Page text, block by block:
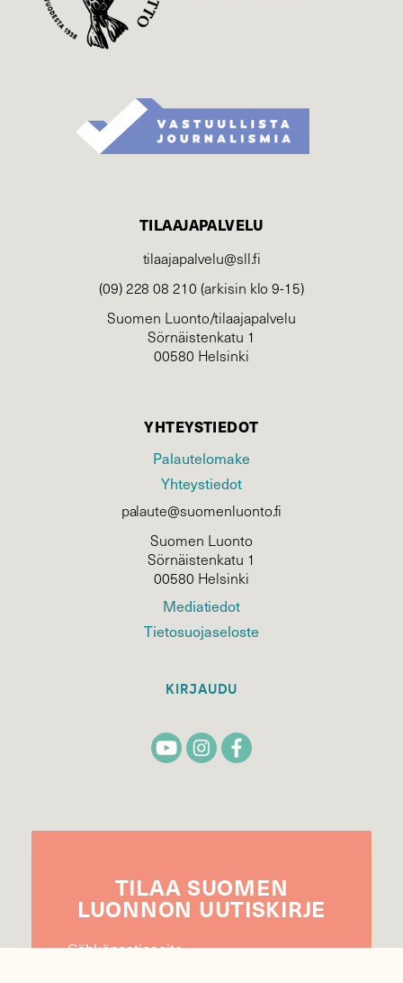
TILAAJAPALVELU
tilaajapalvelu@sll.fi
(09) 228 08 210 (arkisin klo 9-15)
Suomen Luonto/tilaajapalvelu
Sörnäistenkatu 1
00580 Helsinki
YHTEYSTIEDOT
Palautelomake
Yhteystiedot
palaute@suomenluonto.fi
Suomen Luonto
Sörnäistenkatu 1
00580 Helsinki
Mediatiedot
Tietosuojaseloste
KIRJAUDU
TILAA SUOMEN
LUONNON UUTIS­KIRJE
Sähköpostiosoite